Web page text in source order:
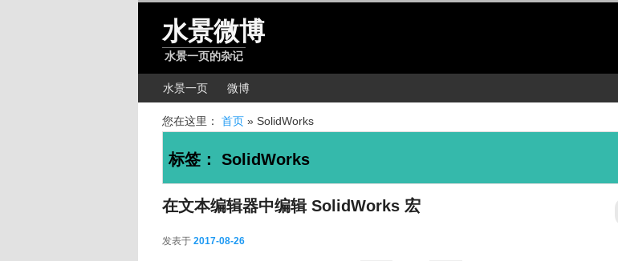
水景微博
水景一页的杂记
主菜单水景一页 微博
您在这里： 首页 » SolidWorks
标签： SolidWorks
在文本编辑器中编辑 SolidWorks 宏
发表于 2017-08-26